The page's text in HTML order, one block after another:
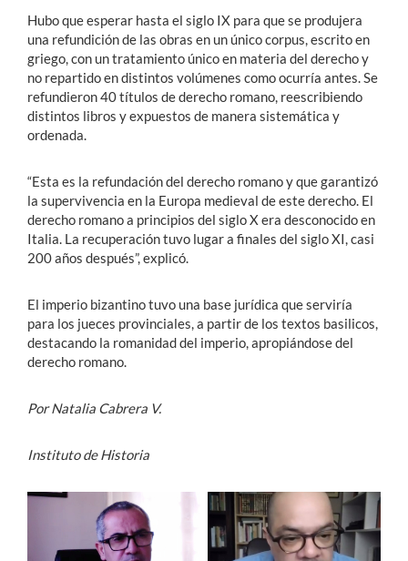
Hubo que esperar hasta el siglo IX para que se produjera
una refundición de las obras en un único corpus, escrito en
griego, con un tratamiento único en materia del derecho y
no repartido en distintos volúmenes como ocurría antes. Se
refundieron 40 títulos de derecho romano, reescribiendo
distintos libros y expuestos de manera sistemática y
ordenada.
“Esta es la refundación del derecho romano y que garantizó
la supervivencia en la Europa medieval de este derecho. El
derecho romano a principios del siglo X era desconocido en
Italia. La recuperación tuvo lugar a finales del siglo XI, casi
200 años después”, explicó.
El imperio bizantino tuvo una base jurídica que serviría
para los jueces provinciales, a partir de los textos basilicos,
destacando la romanidad del imperio, apropiándose del
derecho romano.
Por Natalia Cabrera V.
Instituto de Historia